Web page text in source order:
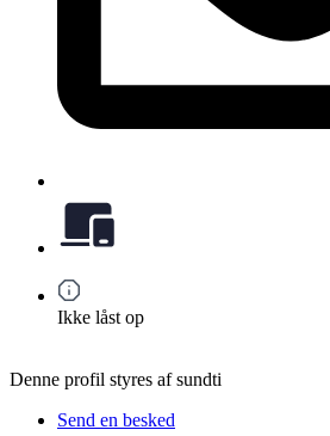
Ikke låst op
Denne profil styres af sundti
Send en besked